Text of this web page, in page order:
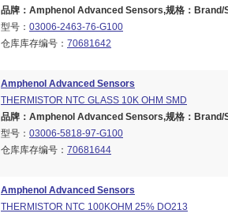
品牌：Amphenol Advanced Sensors,规格：
型号： 03006-2463-76-G100
仓库库存编号： 70681642
Amphenol Advanced Sensors
THERMISTOR NTC GLASS 10K OHM SMD
品牌：Amphenol Advanced Sensors,规格：
型号： 03006-5818-97-G100
仓库库存编号： 70681644
Amphenol Advanced Sensors
THERMISTOR NTC 100KOHM 25% DO213